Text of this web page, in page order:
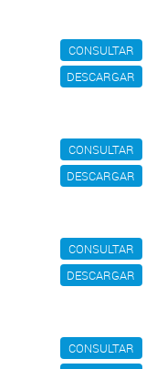
CONSULTAR
DESCARGAR
CONSULTAR
DESCARGAR
CONSULTAR
DESCARGAR
CONSULTAR